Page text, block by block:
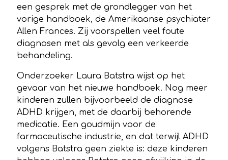
een gesprek met de grondlegger van het
vorige handboek, de Amerikaanse psychiater
Allen Frances. Zij voorspellen veel foute
diagnosen met als gevolg een verkeerde
behandeling.
Onderzoeker Laura Batstra wijst op het
gevaar van het nieuwe handboek. Nog meer
kinderen zullen bijvoorbeeld de diagnose
ADHD krijgen, met de daarbij behorende
medicatie. Een goudmijn voor de
farmaceutische industrie, en dat terwijl ADHD
volgens Batstra geen ziekte is: deze kinderen